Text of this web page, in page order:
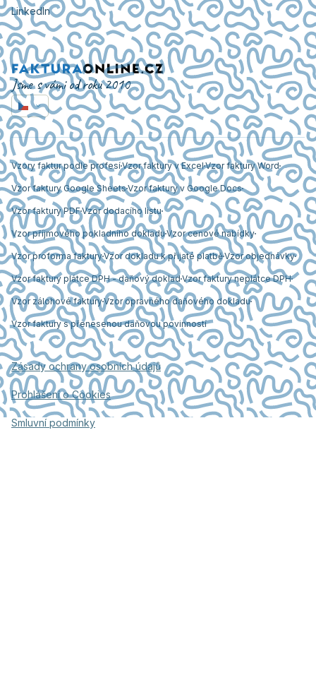
LinkedIn
Jsme s vámi od roku 2010
Vzory faktur podle profesíVzor faktury v ExcelVzor faktury Word
Vzor faktury Google SheetsVzor faktury v Google Docs
Vzor faktury PDFVzor dodacího listu
Vzor příjmového pokladního dokladuVzor cenové nabídky
Vzor proforma fakturyVzor dokladu k přijaté platběVzor objednávky
Vzor faktury plátce DPH - daňový doklad Vzor faktury neplátce DPH
Vzor zálohové fakturyVzor opravného daňového dokladu
Vzor faktury s přenesenou daňovou povinností
Zásady ochrany osobních údajů
Prohlášení o Cookies
Smluvní podmínky